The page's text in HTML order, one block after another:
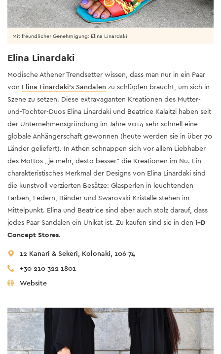
Mit freundlicher Genehmigung: Elina Linardaki
Elina Linardaki
Modische Athener Trendsetter wissen, dass man nur in ein Paar
von Elina Linardaki’s Sandalen zu schlüpfen braucht, um sich in
Szene zu setzen. Diese extravaganten Kreationen des Mutter-
und-Tochter-Duos Elina Linardaki und Beatrice Kalaitzi haben seit
der Unternehmensgründung im Jahre 2014 sehr schnell eine
globale Anhängerschaft gewonnen (heute werden sie in über 70
Länder geliefert). In Athen schnappen sich vor allem Liebhaber
des Mottos „je mehr, desto besser“ die Kreationen im Nu. Ein
charakteristisches Merkmal der Designs von Elina Linardaki sind
die kunstvoll verzierten Besätze: Glasperlen in leuchtenden
Farben, Federn, Bänder und Swarovski-Kristalle stehen im
Mittelpunkt. Elina und Beatrice sind aber auch stolz darauf, dass
jedes Paar Sandalen ein Unikat ist. Zu kaufen sind sie in den i–D
Concept Stores.
12 Kanari & Sekeri, Kolonaki, 106 74
+30 210 322 1801
Website